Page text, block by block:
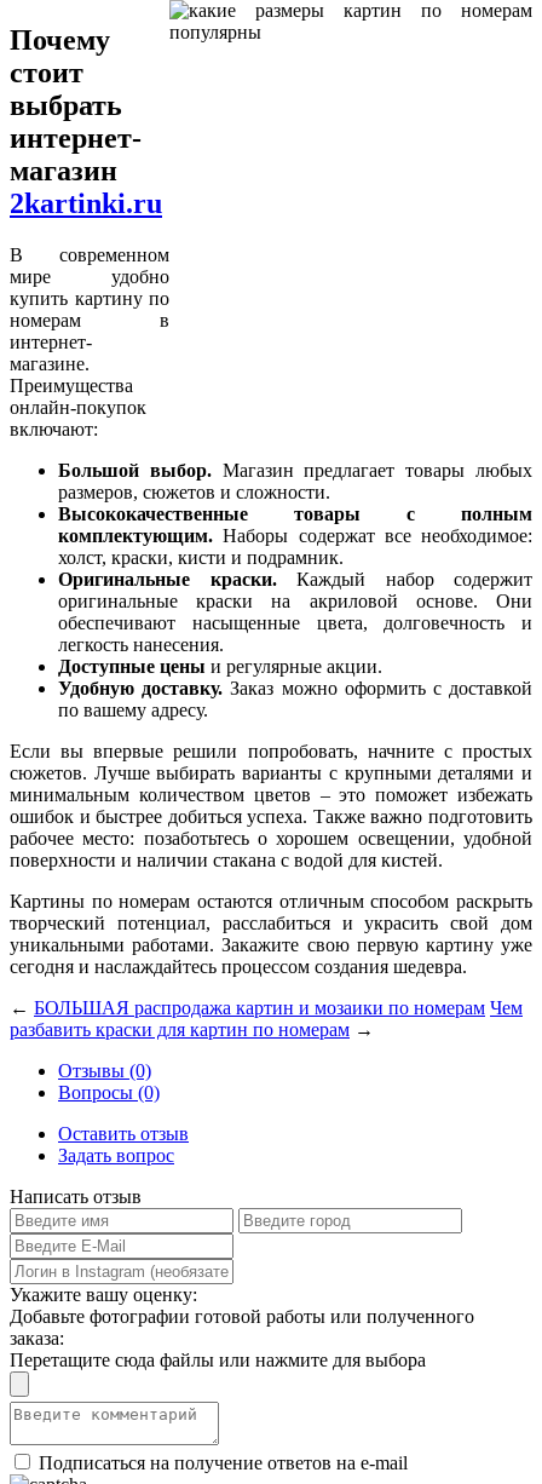
Почему
стоит
выбрать
интернет-
магазин
2kartinki.ru
В современном
мире удобно
купить картину по
номерам в
интернет-
магазине.
Преимущества
онлайн-покупок
включают:
Большой выбор.Магазин предлагает товары любых
размеров, сюжетов и сложности.
Высококачественные товары с полным
комплектующим. Наборы содержат все необходимое:
холст, краски, кисти и подрамник.
Оригинальные краски.Каждый набор содержит
оригинальные краски на акриловой основе. Они
обеспечивают насыщенные цвета, долговечность и
легкость нанесения.
Доступные цены и регулярные акции.
Удобную доставку. Заказ можно оформить с доставкой
по вашему адресу.
Если вы впервые решили попробовать, начните с простых
сюжетов. Лучше выбирать варианты с крупными деталями и
минимальным количеством цветов – это поможет избежать
ошибок и быстрее добиться успеха. Также важно подготовить
рабочее место: позаботьтесь о хорошем освещении, удобной
поверхности и наличии стакана с водой для кистей.
Картины по номерам остаются отличным способом раскрыть
творческий потенциал, расслабиться и украсить свой дом
уникальными работами. Закажите свою первую картину уже
сегодня и наслаждайтесь процессом создания шедевра.
← БОЛЬШАЯ распродажа картин и мозаики по номерам Чем
разбавить краски для картин по номерам →
Отзывы (0)
Вопросы (0)
Оставить отзыв
Задать вопрос
Написать отзыв
Укажите вашу оценку:
Добавьте фотографии готовой работы или полученного
заказа:
Перетащите сюда файлы или нажмите для выбора
Подписаться на получение ответов на e-mail